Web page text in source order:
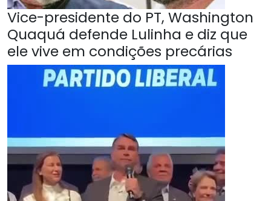
Vice-presidente do PT, Washington
Quaquá defende Lulinha e diz que
ele vive em condições precárias